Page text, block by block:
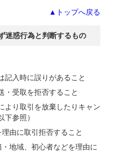
▲トップへ戻る
迷惑行為と判断するもの
記入時に誤りがあること
・受取を拒否すること
より取引を放棄したりキャン
下参照）
由に取引拒否すること
地域、初心者などを理由に